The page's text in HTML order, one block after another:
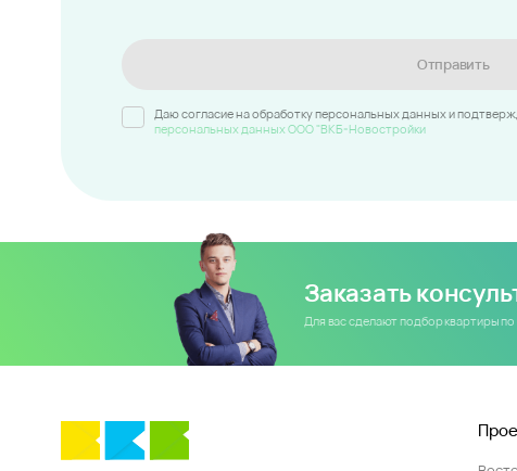
Отправить
Даю согласие на обработку персональных данных и
персональных данных ООО "ВКБ-Новостройки
Заказать
Для вас сделают подбор квартиры